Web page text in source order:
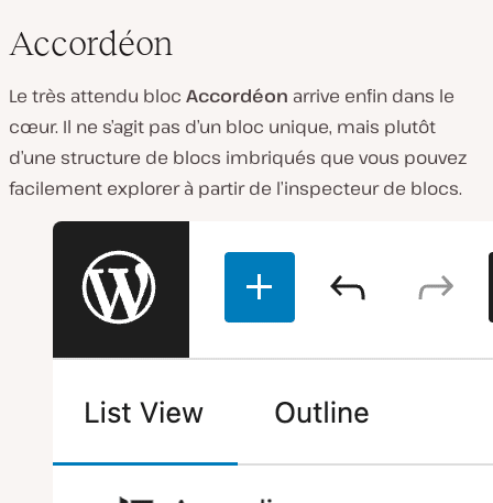
Accordéon
Le très attendu bloc Accordéon arrive enfin dans le
cœur. Il ne s’agit pas d’un bloc unique, mais plutôt
d’une structure de blocs imbriqués que vous pouvez
facilement explorer à partir de l’inspecteur de blocs.